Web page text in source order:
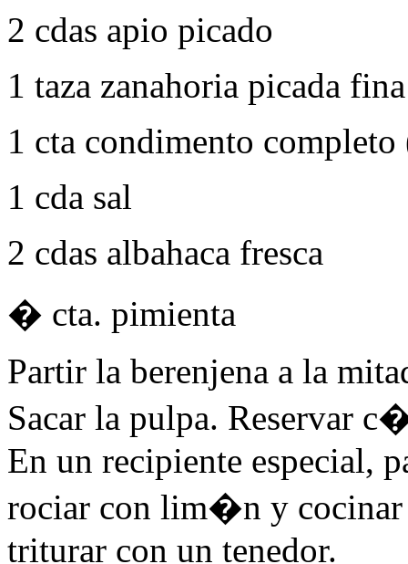
2 cdas apio picado
1 taza zanahoria picada fina
1 cta condimento completo
1 cda sal
2 cdas albahaca fresca
� cta. pimienta
Partir la berenjena a la
Sacar la pulpa. Reservar
En un recipiente especial,
rociar con lim�n y cocinar
triturar con un tenedor.